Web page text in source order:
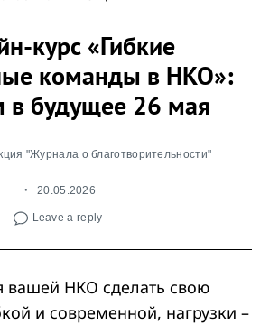
курс «Гибкие
команды в НКО»:
в будущее 26 мая
"Журнала о благотворительности"
20.05.2026
Leave a reply
вашей НКО сделать свою
и современной, нагрузки –